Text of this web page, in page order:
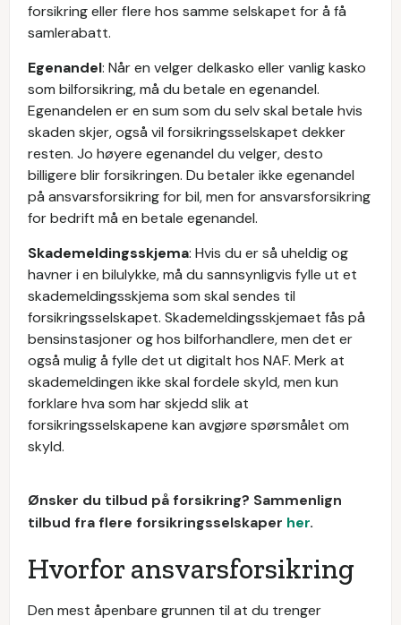
forsikring eller flere hos samme selskapet for å få
samlerabatt.
Egenandel: Når en velger delkasko eller vanlig kasko
som bilforsikring, må du betale en egenandel.
Egenandelen er en sum som du selv skal betale hvis
skaden skjer, også vil forsikringsselskapet dekker
resten. Jo høyere egenandel du velger, desto
billigere blir forsikringen. Du betaler ikke egenandel
på ansvarsforsikring for bil, men for ansvarsforsikring
for bedrift må en betale egenandel.
Skademeldingsskjema: Hvis du er så uheldig og
havner i en bilulykke, må du sannsynligvis fylle ut et
skademeldingsskjema som skal sendes til
forsikringsselskapet. Skademeldingsskjemaet fås på
bensinstasjoner og hos bilforhandlere, men det er
også mulig å fylle det ut digitalt hos NAF. Merk at
skademeldingen ikke skal fordele skyld, men kun
forklare hva som har skjedd slik at
forsikringsselskapene kan avgjøre spørsmålet om
skyld.
Ønsker du tilbud på forsikring? Sammenlign
tilbud fra flere forsikringsselskaper her.
Hvorfor ansvarsforsikring
Den mest åpenbare grunnen til at du trenger